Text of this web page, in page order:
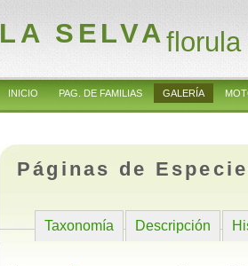
LA SELVAflorula
INICIO PAG. DE FAMILIAS GALERÍA
Páginas de
Taxonomía Descripción